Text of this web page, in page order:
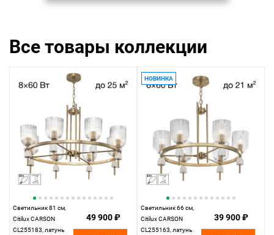
Все товары коллекции
Светильник 81 см,
Citilux CARSON
CL255183, латунь
49 900 ₽
НОВИНКА
Светильник 66 см,
Citilux CARSON
CL255163, латунь
39 900 ₽